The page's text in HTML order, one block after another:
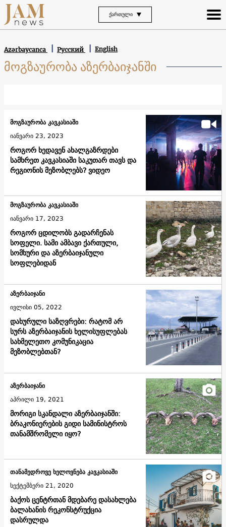
ᲥᲐᲠᲗᲣᲚᲘ
Azərbaycanca Русский English
მოგზაურობა აზერბაიჯანში
როგორ ხედავენ ახალგაზრდები
სამხრეთ კავკასიაში საკუთარ თავს და
რეგიონის მეზობლებს? ვიდეო
მოგზაურობა კავკასიაში
იანვარი 23, 2023
როგორ ცდილობს გადარჩენას
სოფელი. სამი ამბავი ქართული,
სომხური და აზერბაიჯანული
სოფლებიდან
მოგზაურობა კავკასიაში
იანვარი 17, 2023
დახურული საზღვრები: რატომ არ
სურს აზერბაიჯანის ხელისუფლებას
სახმელეთო კომუნიკაცია
მეზობლებთან?
აზერბაიჯანი
ივლისი 05, 2022
მორიგი სკანდალი აზერბაიჯანში:
ბრაკონიერების გიდი სამინისტროს
თანამშრომელი იყო?
აზერბაიჯანი
აპრილი 19, 2021
ბაქოს ცენტრთან მდებარე დასახლება
ბალახანის რეკონსტრუქცია
დასრულდა
თანამედროვე ხელოვნება კავკასიაში
სექტემბერი 21, 2020